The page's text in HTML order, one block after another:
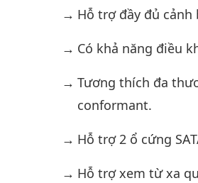
Hỗ trợ đầy đủ
Có khả năng điều
Tương thích đa
conformant.
Hỗ trợ 2 ổ cứng
Hỗ trợ xem từ xa